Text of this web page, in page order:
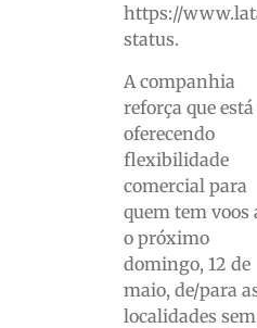
https://
status.
A companhia
reforça que está
oferecendo
flexibilidade
comercial para
quem tem voos
o próximo
domingo, 12 de
maio, de/para
localidades sem